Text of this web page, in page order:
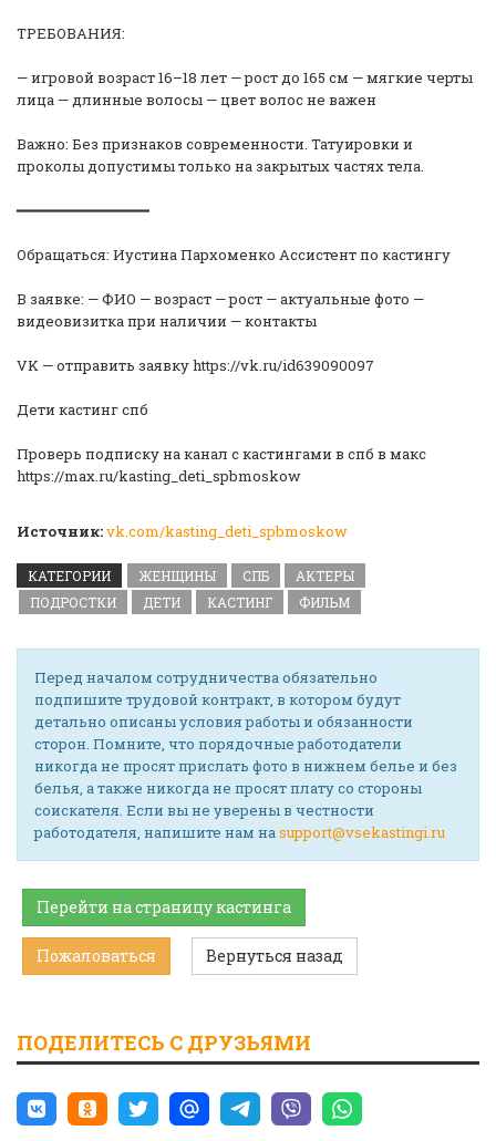
ТРЕБОВАНИЯ:
— игровой возраст 16–18 лет — рост до 165 см — мягкие черты
лица — длинные волосы — цвет волос не важен
️Важно: Без признаков современности. Татуировки и
проколы допустимы только на закрытых частях тела.
━━━━━━━━━━━━━━━
Обращаться: Иустина Пархоменко Ассистент по кастингу
В заявке: — ФИО — возраст — рост — актуальные фото —
видеовизитка при наличии — контакты
VK — отправить заявку https://vk.ru/id639090097
Дети кастинг спб
Проверь подписку на канал с кастингами в спб в макс
https://max.ru/kasting_deti_spbmoskow
Источник:vk.com/kasting_deti_spbmoskow
КАТЕГОРИИ ЖЕНЩИНЫ СПБ
АКТЕРЫ
ПОДРОСТКИ
ДЕТИ КАСТИНГ ФИЛЬМ
Перед началом сотрудничества обязательно
подпишите трудовой контракт, в котором будут
детально описаны условия работы и обязанности
сторон. Помните, что порядочные работодатели
никогда не просят прислать фото в нижнем белье и без
белья, а также никогда не просят плату со стороны
соискателя. Если вы не уверены в честности
работодателя, напишите нам наsupport@vsekastingi.ru
Перейти на страницу кастинга
Пожаловаться Вернуться назад
ПОДЕЛИТЕСЬ С ДРУЗЬЯМИ